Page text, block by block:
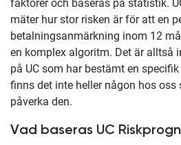
faktorer och baseras på statistik.
mäter hur stor risken är för att en
betalningsanmärkning inom 12
en komplex algoritm. Det är alltså
på UC som har bestämt en
finns det inte heller någon hos oss
påverka den.
Vad baseras UC